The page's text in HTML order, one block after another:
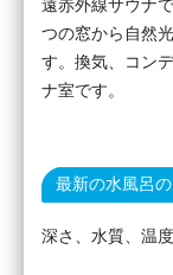
遠赤外線サウナ
つの窓から自然
す。換気、コン
ナ室です。
最新の水風呂の
深さ、水質、温